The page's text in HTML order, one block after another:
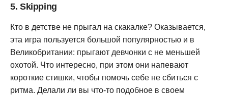
5. Skipping
Кто в детстве не прыгал на скакалке? Оказывается,
эта игра пользуется большой популярностью и в
Великобритании: прыгают девчонки с не меньшей
охотой. Что интересно, при этом они напевают
короткие стишки, чтобы помочь себе не сбиться с
ритма. Делали ли вы что-то подобное в своем